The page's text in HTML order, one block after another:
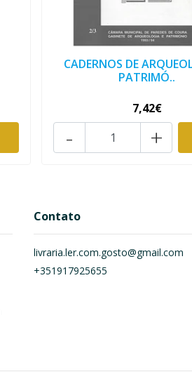
CADERNOS DE
PATRIMÓ..
7,42€
+
-
Contato
livraria.ler.com.gosto@gmail.com
+351917925655